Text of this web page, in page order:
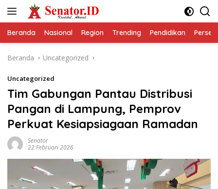
Beranda Nasional Region Trending Pendidikan
Beranda Uncategorized
Uncategorized
Tim Gabungan Pantau Distribusi
Pangan di Lampung, Pemprov
Perkuat Kesiapsiagaan Ramadan
Senator
22 Februari 2026